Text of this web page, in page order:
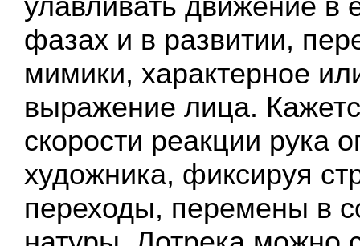
фазах и в развитии,
мимики, характерное
выражение лица.
скорости реакции рука
художника, фиксируя
переходы, перемены в